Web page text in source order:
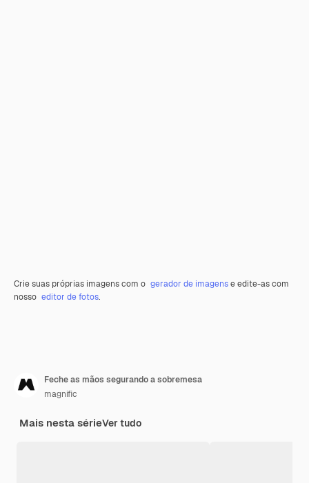
Crie suas próprias imagens com o gerador de imagense edite-as com
nosso editor de fotos.
Feche as mãos segurando a sobremesa
magnific
Mais nesta sérieVer tudo